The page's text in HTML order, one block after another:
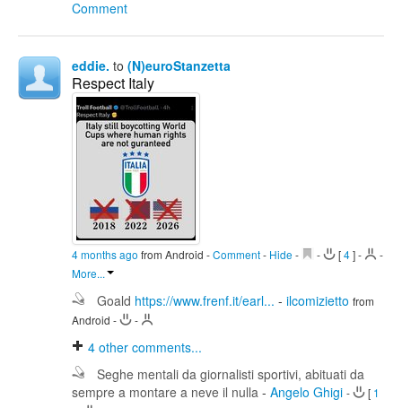
Comment
eddie. to (N)euroStanzetta
Respect Italy
4 months ago from Android -Comment- Hide - - [4]-
-
More...
Goald https://www.frenf.it/earl... - ilcomizietto from
Android - -
4 other comments...
Seghe mentali da giornalisti sportivi, abituati da
sempre a montare a neve il nulla - Angelo Ghigi - [ 1